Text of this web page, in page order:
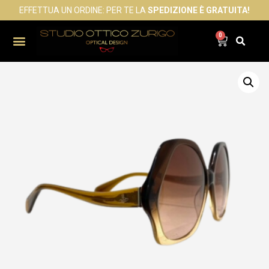
EFFETTUA UN ORDINE: PER TE LA SPEDIZIONE È GRATUITA!
0